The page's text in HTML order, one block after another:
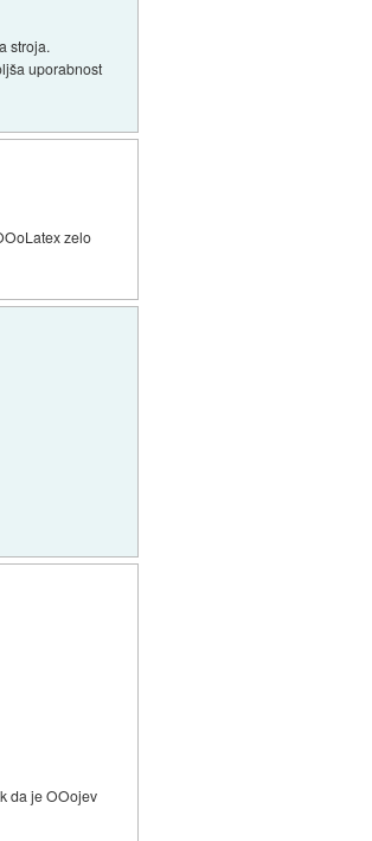
stroja.
uporabnost
zelo
da je OOojev